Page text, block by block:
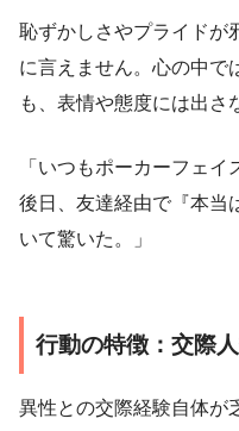
恥ずかしさやプライドが
に言えません。心の中で
も、表情や態度には出さ
「いつもポーカーフェイ
後日、友達経由で『本当
いて驚いた。」
行動の特徴：交際
異性との交際経験自体が